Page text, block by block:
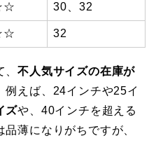
30、32
32
、不人気サイズの在庫が
例えば、24インチや25イ
ズや、40インチを超える
薄になりがちですが、